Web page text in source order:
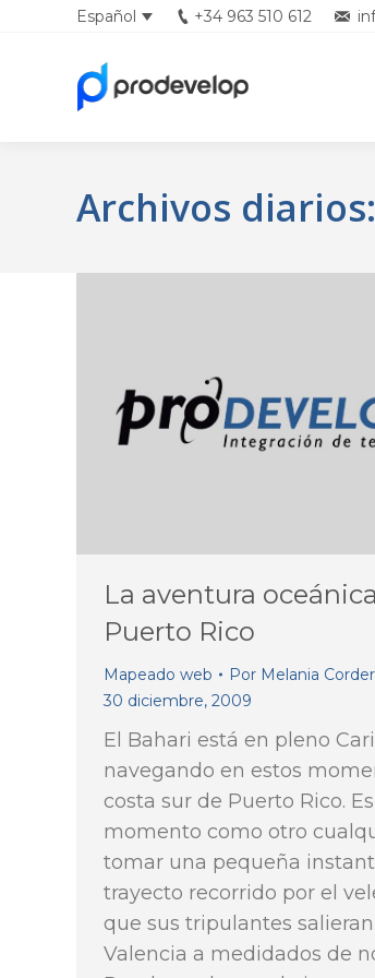
Español +34 963 510 612
Archivos diarios:
La aventura
Puerto Rico
Mapeado web Por Melania
30 diciembre, 2009
El Bahari está en pleno
navegando en estos
costa sur de Puerto Rico.
momento como otro
tomar una pequeña
trayecto recorrido por el
que sus tripulantes
Valencia a medidados de